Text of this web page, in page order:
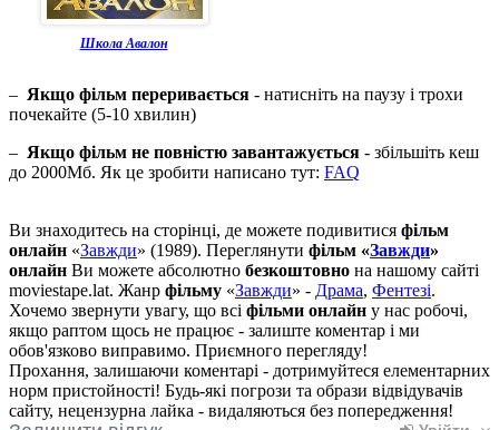
Школа Авалон
– Якщо фільм переривається - натисніть на паузу і трохи
почекайте (5-10 хвилин)
– Якщо фільм не повністю завантажується - збільшіть кеш
до 2000Мб. Як це зробити написано тут: FAQ
Ви знаходитесь на сторінці, де можете подивитися фільм
онлайн «Завжди» (1989). Переглянути фільм «Завжди»
онлайн Ви можете абсолютно безкоштовно на нашому сайті
moviestape.lat. Жанр фільму «Завжди» - Драма, Фентезі.
Хочемо звернути увагу, що всі фільми онлайн у нас робочі,
якщо раптом щось не працює - залиште коментар і ми
обов'язково виправимо. Приємного перегляду!
Прохання, залишаючи коментарі - дотримуйтеся елементарних
норм пристойності! Будь-які погрози та образи відвідувачів
сайту, нецензурна лайка - видаляються без попередження!